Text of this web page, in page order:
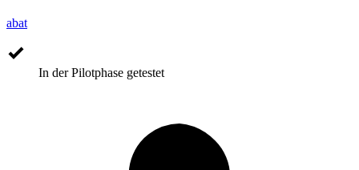
abat
In der Pilotphase getestet